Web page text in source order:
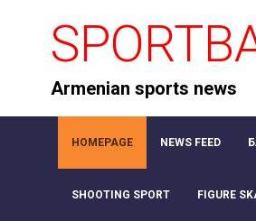
Armenian sports news
HOMEPAGE NEWS FEED
SHOOTING SPORT FIGURE